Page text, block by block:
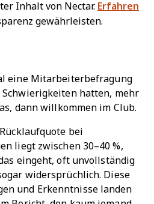
Inhalt von Nectar. Erfahren
gewährleisten.
eine Mitarbeiterbefragung
Schwierigkeiten hatten, mehr
dann willkommen im Club.
bei
liegt zwischen 30–40 %,
eingeht, oft unvollständig
widersprüchlich. Diese
und Erkenntnisse landen